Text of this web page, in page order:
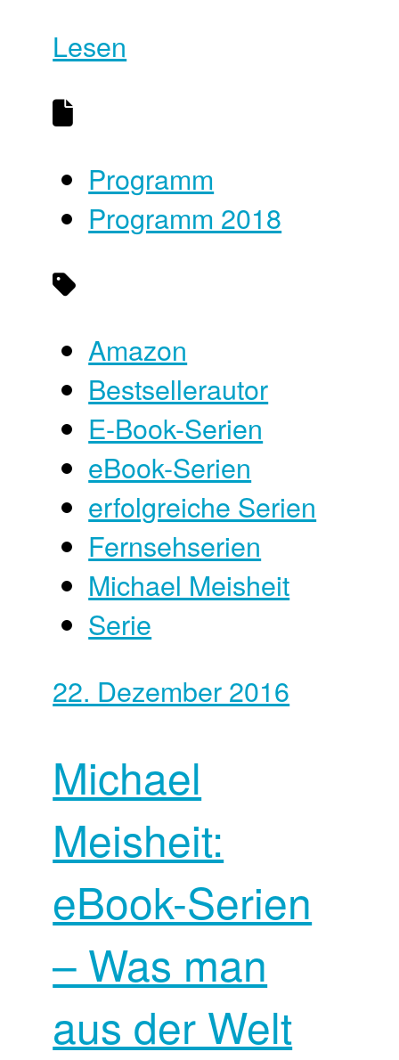
Lesen
Programm
Programm 2018
Amazon
Bestsellerautor
E-Book-Serien
eBook-Serien
erfolgreiche Serien
Fernsehserien
Michael Meisheit
Serie
22. Dezember 2016
Michael
Meisheit:
eBook-Serien
– Was man
aus der Welt